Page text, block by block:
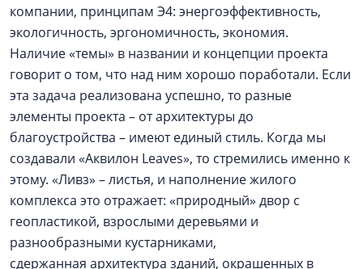
компании, принципам Э4: энергоэффективность,
экологичность, эргономичность, экономия.
Наличие «темы» в названии и концепции проекта
говорит о том, что над ним хорошо поработали. Если
эта задача реализована успешно, то разные
элементы проекта – от архитектуры до
благоустройства – имеют единый стиль. Когда мы
создавали «Аквилон Leaves», то стремились именно к
этому. «Ливз» – листья, и наполнение жилого
комплекса это отражает: «природный» двор с
геопластикой, взрослыми деревьями и
разнообразными кустарниками,
сдержанная архитектура зданий, окрашенных в